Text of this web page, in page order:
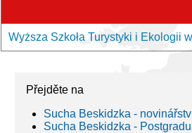
Wyższa Szkoła Turystyki i Ekologii
Přejděte na
Sucha Beskidzka -
Sucha Beskidzka -